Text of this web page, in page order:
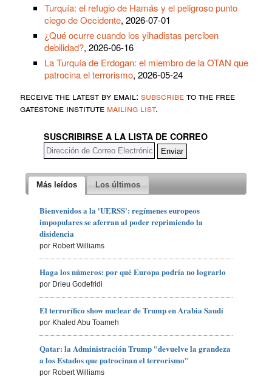
Turquía: el refugio de Hamás y el peligroso punto
ciego de Occidente, 2026-07-01
¿Qué ocurre cuando los yihadistas perciben
debilidad?, 2026-06-16
La Turquía de Erdogan: el miembro de la OTAN que
patrocina el terrorismo, 2026-05-24
receive the latest by email: subscribeto the free
gatestone institute mailing list.
SUSCRIBIRSE A LA LISTA DE CORREO
Más leídos Los últimos
Bienvenidos a la 'UERSS': regímenes europeos
impopulares se aferran al poder reprimiendo la
disidencia
por Robert Williams
Haga los números: por qué Europa podría no lograrlo
por Drieu Godefridi
El terrorífico show nuclear de Trump en Arabia Saudí
por Khaled Abu Toameh
Qatar: la Administración Trump "devuelve la grandeza
a los Estados que patrocinan el terrorismo"
por Robert Williams